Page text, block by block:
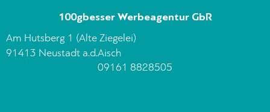
100gbesser Werbeagentur GbR
Am Hutsberg 1 (Alte Ziegelei)
91413 Neustadt a.d.Aisch
09161 8828505